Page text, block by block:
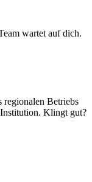
wartet auf dich.
regionalen Betriebs
Klingt gut?